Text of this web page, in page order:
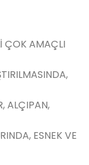
ÇOK AMAÇLI
ALÇIPAN,
ESNEK VE